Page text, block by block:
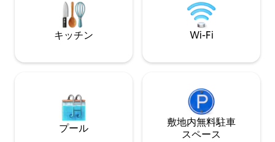
キッチン Wi-Fi
プール
敷地内無料駐⁠車
ス⁠ペ⁠ー⁠ス